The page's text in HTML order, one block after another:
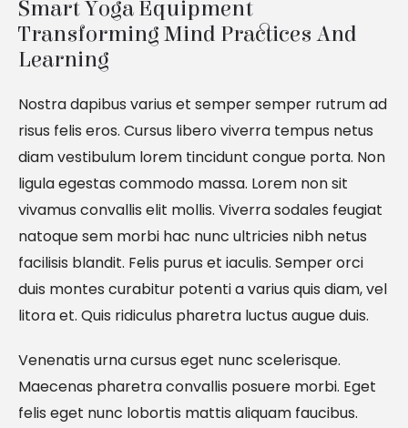
Smart Yoga Equipment
Transforming Mind Practices And
Learning
Nostra dapibus varius et semper semper rutrum ad
risus felis eros. Cursus libero viverra tempus netus
diam vestibulum lorem tincidunt congue porta. Non
ligula egestas commodo massa. Lorem non sit
vivamus convallis elit mollis. Viverra sodales feugiat
natoque sem morbi hac nunc ultricies nibh netus
facilisis blandit. Felis purus et iaculis. Semper orci
duis montes curabitur potenti a varius quis diam, vel
litora et. Quis ridiculus pharetra luctus augue duis.
Venenatis urna cursus eget nunc scelerisque.
Maecenas pharetra convallis posuere morbi. Eget
felis eget nunc lobortis mattis aliquam faucibus.